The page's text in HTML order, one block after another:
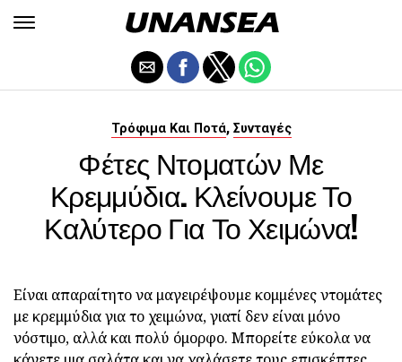
Τρόφιμα Και Ποτά, Συνταγές
Φέτες Ντοματών Με
Κρεμμύδια. Κλείνουμε Το
Καλύτερο Για Το Χειμώνα!
Είναι απαραίτητο να μαγειρέψουμε κομμένες ντομάτες
με κρεμμύδια για το χειμώνα, γιατί δεν είναι μόνο
νόστιμο, αλλά και πολύ όμορφο. Μπορείτε εύκολα να